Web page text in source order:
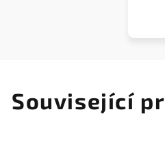
Související